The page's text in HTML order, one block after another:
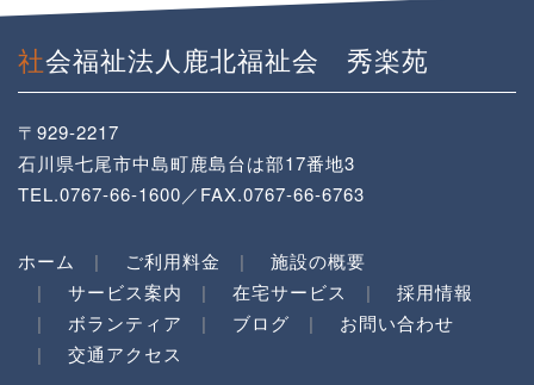
社会福祉法人鹿北福祉会 秀楽苑
〒929-2217
石川県七尾市中島町鹿島台は部17番地3
TEL.0767-66-1600／FAX.0767-66-6763
ホーム ご利用料金
施設の概要
サービス案内
在宅サービス
採用情報
ボランティア
ブログ
お問い合わせ
交通アクセス